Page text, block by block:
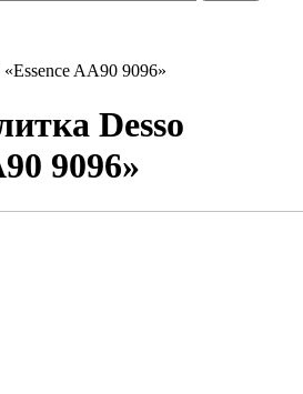
AA90 9096»
Desso
9096»